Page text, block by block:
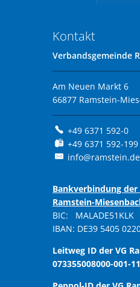
Kontakt
Verbandsgemeinde
Am Neuen Markt 6
66877 Ramstein-
+49 6371 592-0
+49 6371 592-199
info@ramstein.de
Bankverbindung
Ramstein-
BIC: MALADE51KLK
IBAN: DE39 5405
Leitweg ID der VG
073355008000-001-11